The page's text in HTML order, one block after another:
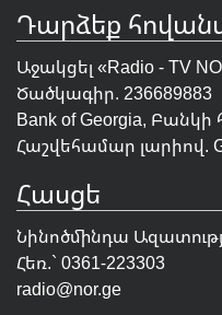
Դարձեք
Աջակցել «Radio - TV
Ծածկագիր. 236689883
Bank of Georgia,
Հաշվեհամար լարիով.
Հասցե
Նինոծմինդա
Հեռ.` 0361-223303
radio@nor.ge